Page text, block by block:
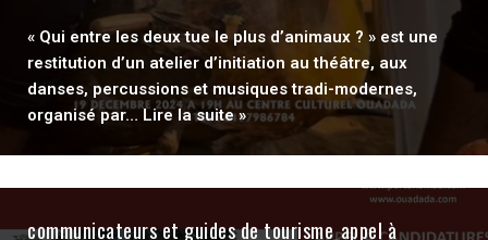
« Qui entre les deux tue le plus d’animaux ? » est une
restitution d’un atelier d’initiation au théâtre, aux
danses, percussions et musiques tradi-modernes,
organisé par…Lire la suite »
communicateurs et guides de tourisme_appel à